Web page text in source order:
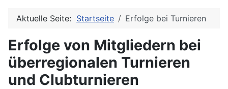
Aktuelle Seite: Startseite Erfolge bei Turnieren
Erfolge von Mitgliedern bei
überregionalen Turnieren
und Clubturnieren